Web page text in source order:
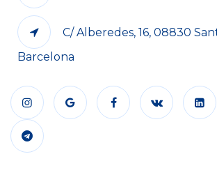
C/ Alberedes, 16, 08830
Barcelona